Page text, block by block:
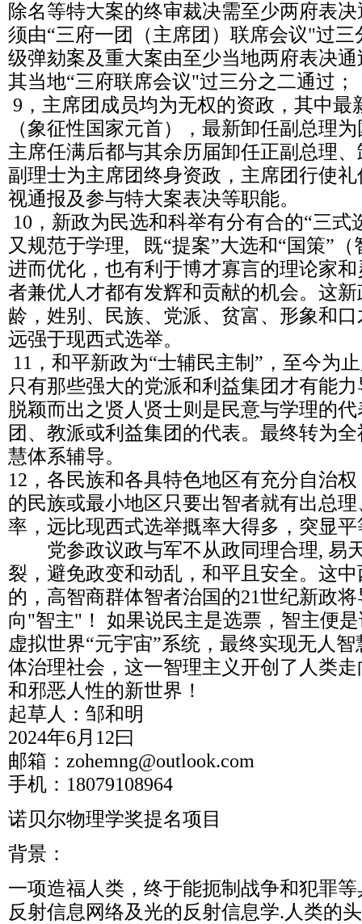
除名等特大案的终审裁决需至少两府表
须由“三府一团（主席团）联席会议"过
级弹劾案及重大案由至少当地两府表决
其当地“三府联席会议"过三分之二通过；
9，主席团成员均为无权的资政，其中最
（象征性国家元首），最新卸任副总理
主席任满后都与其余历届卸任正副总理
副理士为主席团终身资政，主席团行使
视通报及参与特大案表决等职能。
10，新政为民选和科举有分有合的“三式
又规范于学理, 既“提案”大选和“国策”
进而优化，也有利于博才寡言的理论家
者兼优人才都有发辉和贡献的机会。这
龄，姓别、民族、党派、贫富、形象和
远强于现西式选举。
11，和平新政为“士辅民主制”，至今为
只有那些强大的党派和利益集团才有能
脱颖而出之贤人贤士则是民意与学理的
团、教派或利益集团的代表。最终转为
慧体系辅导。
12，各民族和各具特色地区有充分自治
的民族或最小地区只要出智者就有出总
率，远比现西式选举摡率大得多，突显
党参政议政与军不从政同理合理, 易
裂，避免政变和动乱，和平且安全。这
的，高智商群体智者治国的21世纪新政
向"智主"！ 如果说民主是选票，智主便
虚拟世界“元宇宙”系统，最终实现无人
体治理社会，这一智理主义开创了人类
和邪恶人性的新世界！
起草人：邹和明
2024年6月12曰
邮箱：zohemng@outlook.com
手机：18079108964
诺贝尔物理学奖提名项目
背景：
一项造福人类，终于能扼制战争和犯罪
反射信息网络及光的反射信息学.人类的